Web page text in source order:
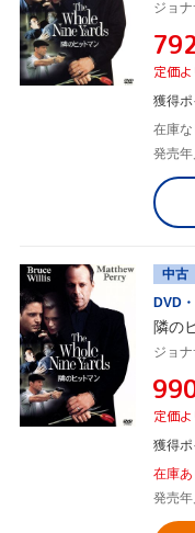
¥792
定価
獲得
在庫な
発売
中古
DVD
隣の
定価
獲得
在庫あ
発売